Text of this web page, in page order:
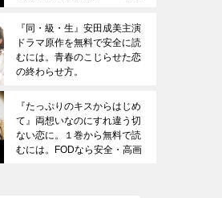
険です。
『同・級・生』安田成美主演
ドラマ原作を無料で安全に読
むには。青春のこじらせた恋
の終わらせ方。
『たっぷりのキスからはじめ
て』両想いなのにすれ違う切
ない恋に。１巻から無料で読
むには。FODなら安全・高画